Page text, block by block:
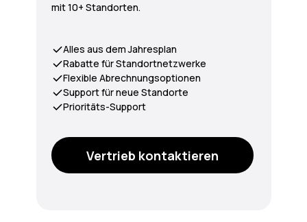
mit 10+ Standorten.
Vertrieb kontaktieren
Alles aus dem Jahresplan
Rabatte für Standortnetzwerke
Flexible Abrechnungsoptionen
Support für neue Standorte
Prioritäts-Support